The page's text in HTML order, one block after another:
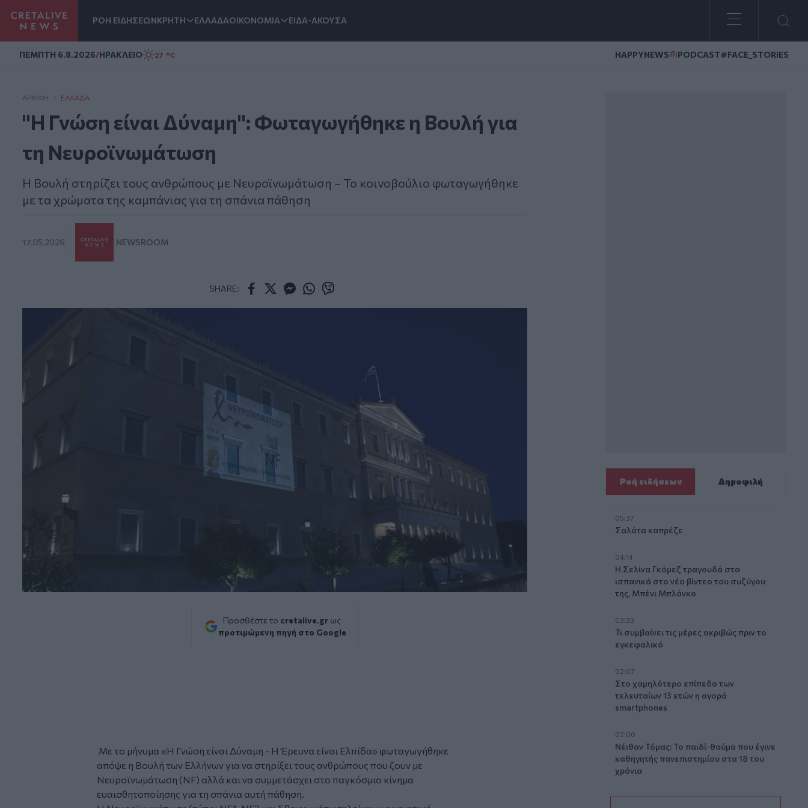
ΡΟΗ ΕΙΔΗΣΕΩΝΚΡΗΤΗ ΕΛΛΑΔΑΟΙΚΟΝΟΜΙΑ ΕΙΔΑ-ΑΚΟΥΣΑ
ΠΕΜΠΤΗ 6.8.2026/ΗΡΑΚΛΕΙΟ 27 °C HAPPYNEWS PODCAST#FACE_STORIES
ΑΡΧΙΚΗ / ΕΛΛΆΔΑ
"Η Γνώση είναι Δύναμη": Φωταγωγήθηκε η Βουλή για
τη Νευροϊνωμάτωση
Η Βουλή στηρίζει τους ανθρώπους με Νευροϊνωμάτωση – Το κοινοβούλιο φωταγωγήθηκε
με τα χρώματα της καμπάνιας για τη σπάνια πάθηση
17.05.2026 NEWSROOM
SHARE:
Προσθέστε το cretalive.gr ως
προτιμώμενη πηγή στο Google
Με το μήνυμα «Η Γνώση είναι Δύναμη - Η Έρευνα είναι Ελπίδα» φωταγωγήθηκε
απόψε η Βουλή των Ελλήνων για να στηρίξει τους ανθρώπους που ζουν με
Νευροϊνωμάτωση (NF) αλλά και να συμμετάσχει στο παγκόσμιο κίνημα
ευαισθητοποίησης για τη σπάνια αυτή πάθηση.
Ροή ειδήσεων Δημοφιλή
05:37
Σαλάτα καπρέζε
04:14
Η Σελίνα Γκόμεζ τραγουδά στα
ισπανικά στο νέο βίντεο του συζύγου
της, Μπένι Μπλάνκο
03:33
Τι συμβαίνει τις μέρες ακριβώς πριν το
εγκεφαλικό
02:07
Στο χαμηλότερο επίπεδο των
τελευταίων 13 ετών η αγορά
smartphones
02:00
Νέιθαν Τόμας: Το παιδί-θαύμα που έγινε
καθηγητής πανεπιστημίου στα 18 του
χρόνια
01:10